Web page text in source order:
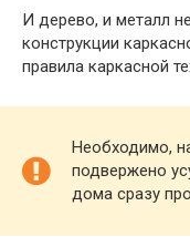
И дерево, и металл
конструкции
правила каркасной
Необходимо,
подвержено
дома сразу